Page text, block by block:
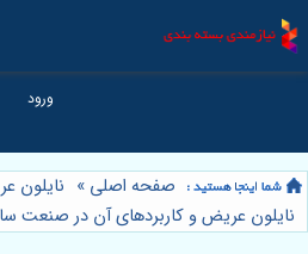
صفحه اصلی » نایلون
نایلون عریض و کاربردهای آن در صنعت